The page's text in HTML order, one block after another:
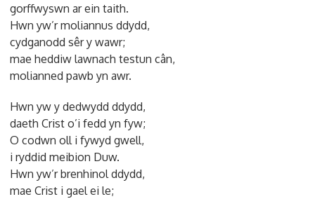
gorffwyswn ar ein taith.
Hwn yw’r moliannus ddydd,
cydganodd sêr y wawr;
mae heddiw lawnach testun cân,
molianned pawb yn awr.
Hwn yw y dedwydd ddydd,
daeth Crist o’i fedd yn fyw;
O codwn oll i fywyd gwell,
i ryddid meibion Duw.
Hwn yw’r brenhinol ddydd,
mae Crist i gael ei le;